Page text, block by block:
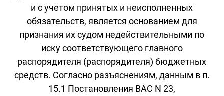
и с учетом принятых и неисполненных
обязательств, является основанием для
признания их судом недействительными по
иску соответствующего главного
распорядителя (распорядителя) бюджетных
средств. Согласно разъяснениям, данным в п.
15.1 Постановления ВАС N 23,